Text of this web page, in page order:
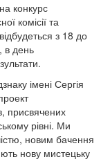
конкурс
комісії та
з 18 до
в день
імені Сергія
присвячених
рівні. Ми
новим бачення
нову мистецьку